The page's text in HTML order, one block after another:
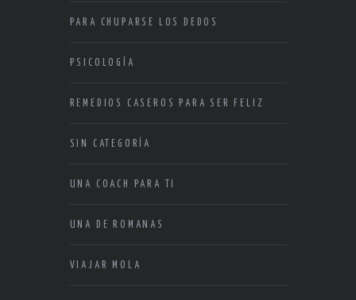
PARA CHUPARSE LOS DEDOS
PSICOLOGÍA
REMEDIOS CASEROS PARA SER FELIZ
SIN CATEGORÍA
UNA COACH PARA TI
UNA DE ROMANAS
VIAJAR MOLA